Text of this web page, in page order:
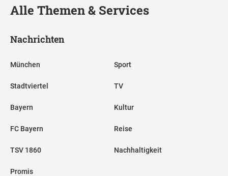
Alle Themen & Services
Nachrichten
München
Stadtviertel
Bayern
FC Bayern
TSV 1860
Promis
Sport
TV
Kultur
Reise
Nachhaltigkeit